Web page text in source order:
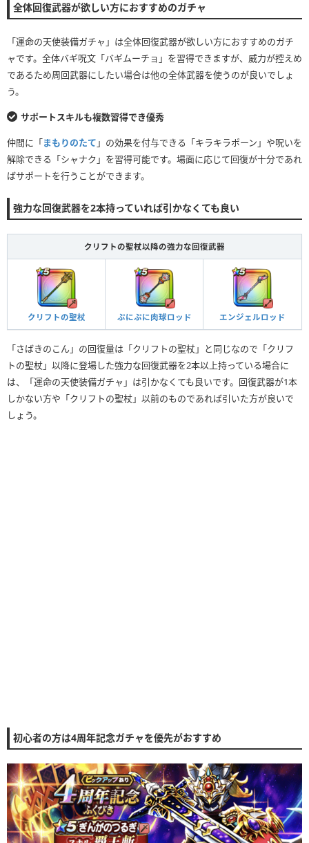
全体回復武器が欲しい方におすすめのガチャ
「運命の天使装備ガチャ」は全体回復武器が欲しい方におすすめのガチ
ャです。全体バギ呪文「バギムーチョ」を習得できますが、威力が控えめ
であるため周回武器にしたい場合は他の全体武器を使うのが良いでしょ
う。
サポートスキルも複数習得でき優秀
仲間に「まもりのたて 」の効果を付与できる「キラキラポーン」や呪いを
解除できる「シャナク」を習得可能です。場面に応じて回復が十分であれ
ばサポートを行うことができます。
強力な回復武器を2本持っていれば引かなくても良い
クリフトの聖杖以降の強力な回復武器
クリフトの聖杖 ぷにぷに肉球ロッド エンジェルロッド
「さばきのこん」の回復量は「クリフトの聖杖」と同じなので「クリフ
トの聖杖」以降に登場した強力な回復武器を2本以上持っている場合に
は、「運命の天使装備ガチャ」は引かなくても良いです。回復武器が1本
しかない方や「クリフトの聖杖」以前のものであれば引いた方が良いで
しょう。
初心者の方は4周年記念ガチャを優先がおすすめ